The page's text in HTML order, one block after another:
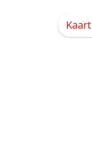
Kaart